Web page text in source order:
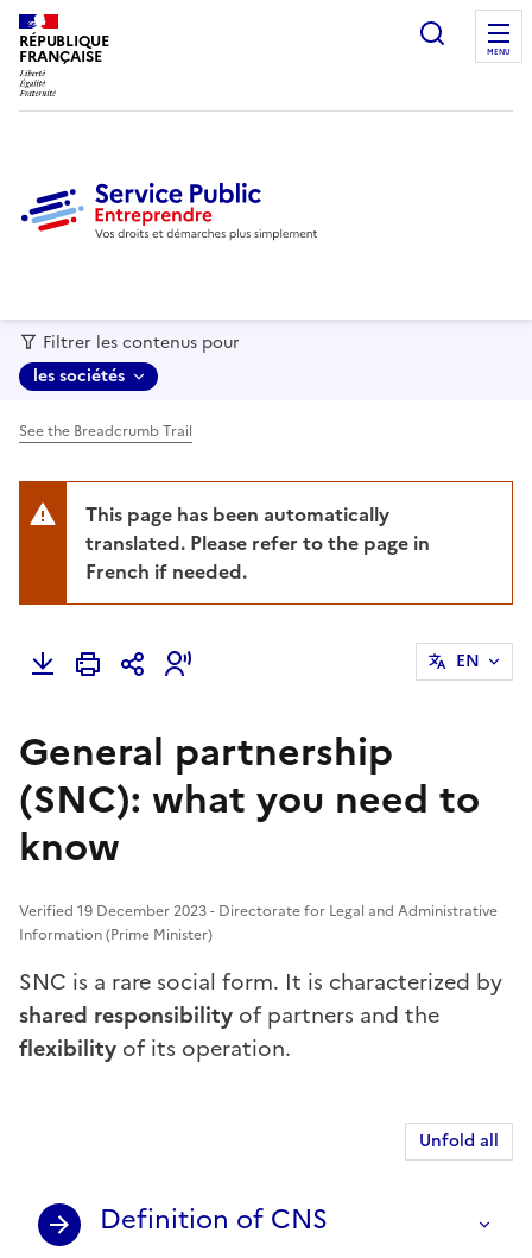
RÉPUBLIQUE
FRANÇAISE MENU
Filtrer les contenus pour
les sociétés
See the Breadcrumb Trail
This page has been automatically
translated. Please refer to the page in
French if needed.
EN
General partnership
(SNC): what you need to
know
Verified 19 December 2023 - Directorate for Legal and Administrative
Information (Prime Minister)
SNC is a rare social form. It is characterized by
shared responsibility of partners and the
flexibility of its operation.
Unfold all
Definition of CNS